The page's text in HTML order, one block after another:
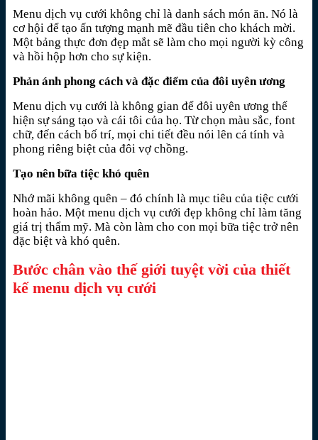
Menu dịch vụ cưới không chỉ là danh sách món ăn. Nó là
cơ hội để tạo ấn tượng mạnh mẽ đầu tiên cho khách mời.
Một bảng thực đơn đẹp mắt sẽ làm cho mọi người kỳ công
và hồi hộp hơn cho sự kiện.
Phản ánh phong cách và đặc điểm của đôi uyên ương
Menu dịch vụ cưới là không gian để đôi uyên ương thể
hiện sự sáng tạo và cái tôi của họ. Từ chọn màu sắc, font
chữ, đến cách bố trí, mọi chi tiết đều nói lên cá tính và
phong riêng biệt của đôi vợ chồng.
Tạo nên bữa tiệc khó quên
Nhớ mãi không quên – đó chính là mục tiêu của tiệc cưới
hoàn hảo. Một menu dịch vụ cưới đẹp không chỉ làm tăng
giá trị thẩm mỹ. Mà còn làm cho con mọi bữa tiệc trở nên
đặc biệt và khó quên.
Bước chân vào thế giới tuyệt vời của thiết
kế menu dịch vụ cưới